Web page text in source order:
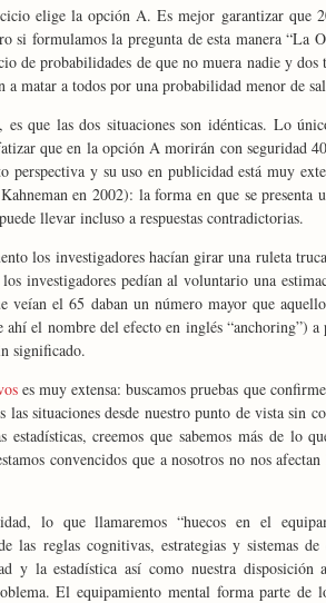
elige la opción A. Es mejor garantizar que
si formulamos la pregunta de esta manera “La
de probabilidades de que no muera nadie y dos
matar a todos por una probabilidad menor de
que las dos situaciones son idénticas. Lo
que en la opción A morirán con seguridad
perspectiva y su uso en publicidad está muy
en 2002): la forma en que se presenta
llevar incluso a respuestas contradictorias.
los investigadores hacían girar una ruleta
investigadores pedían al voluntario una
veían el 65 daban un número mayor que
el nombre del efecto en inglés “anchoring”) a
significado.
es muy extensa: buscamos pruebas que
las situaciones desde nuestro punto de vista sin
creemos que sabemos más de lo
convencidos que a nosotros no nos
lo que llamaremos “huecos en el
las reglas cognitivas, estrategias y sistemas de
y la estadística así como nuestra disposición
El equipamiento mental forma parte de